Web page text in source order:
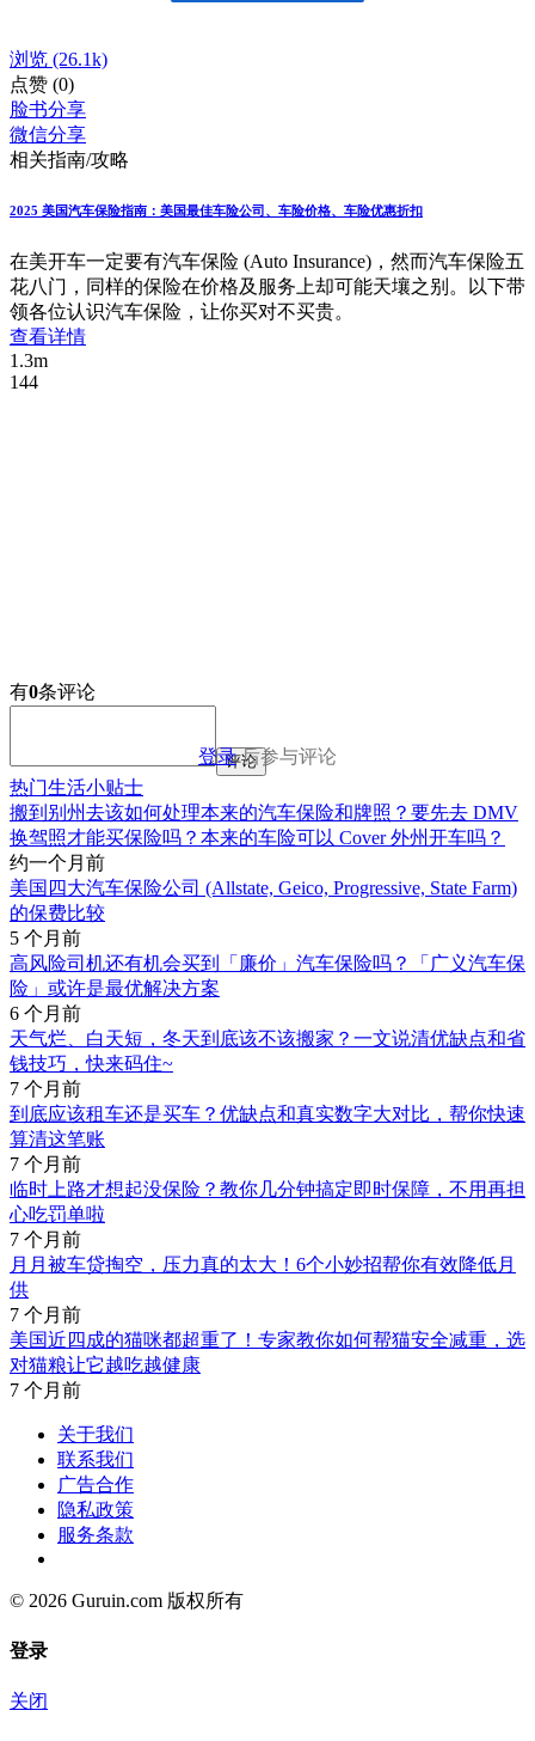
浏览 (26.1k)
点赞 (0)
脸书分享
微信分享
相关指南/攻略
2025 美国汽车保险指南：美国最佳车险公司、车险价格、车险优惠折扣
在美开车一定要有汽车保险 (Auto Insurance)，然而汽车保险五
花八门，同样的保险在价格及服务上却可能天壤之别。以下带
领各位认识汽车保险，让你买对不买贵。
查看详情
1.3m
144
有0条评论
登录后参与评论
评论
热门生活小贴士
搬到别州去该如何处理本来的汽车保险和牌照？要先去 DMV
换驾照才能买保险吗？本来的车险可以 Cover 外州开车吗？
约一个月前
美国四大汽车保险公司 (Allstate, Geico, Progressive, State Farm)
的保费比较
5 个月前
高风险司机还有机会买到「廉价」汽车保险吗？「广义汽车保
险」或许是最优解决方案
6 个月前
天气烂、白天短，冬天到底该不该搬家？一文说清优缺点和省
钱技巧，快来码住~
7 个月前
到底应该租车还是买车？优缺点和真实数字大对比，帮你快速
算清这笔账
7 个月前
临时上路才想起没保险？教你几分钟搞定即时保障，不用再担
心吃罚单啦
7 个月前
月月被车贷掏空，压力真的太大！6个小妙招帮你有效降低月
供
7 个月前
美国近四成的猫咪都超重了！专家教你如何帮猫安全减重，选
对猫粮让它越吃越健康
7 个月前
关于我们
联系我们
广告合作
隐私政策
服务条款
© 2026 Guruin.com 版权所有
登录
关闭